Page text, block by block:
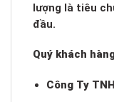
lượng là tiêu
đầu.
Quý khách
Công Ty